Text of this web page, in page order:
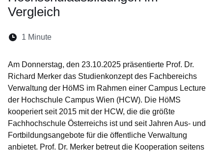
Vergleich
Lesedauer:
1 Minute
Am Donnerstag, den 23.10.2025 präsentierte Prof. Dr.
Richard Merker das Studienkonzept des Fachbereichs
Verwaltung der HöMS im Rahmen einer Campus Lecture
der Hochschule Campus Wien (HCW). Die HöMS
kooperiert seit 2015 mit der HCW, die die größte
Fachhochschule Österreichs ist und seit Jahren Aus- und
Fortbildungsangebote für die öffentliche Verwaltung
anbietet. Prof. Dr. Merker betreut die Kooperation seitens